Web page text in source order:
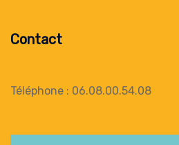
Contact
Téléphone : 06.08.00.54.08